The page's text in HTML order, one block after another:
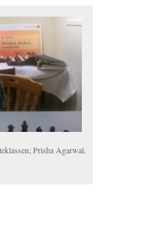
Prisha Agarwal.